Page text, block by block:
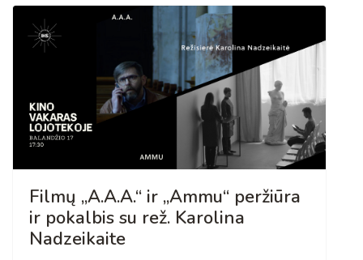
Filmų „A.A.A.“ ir „Ammu“ peržiūra
ir pokalbis su rež. Karolina
Nadzeikaite